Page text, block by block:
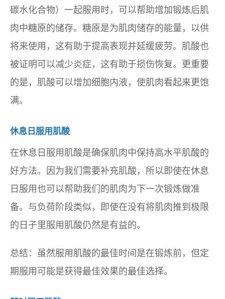
碳水化合物）一起服用时，可以帮助增加锻炼后肌
肉中糖原的储存。糖原是为肌肉储存的能量，以供
将来使用，这有助于提高表现并延缓疲劳。肌酸也
被证明可以减少炎症，这有助于损伤恢复。更重要
的是，肌酸可以增加细胞内液，使肌肉看起来更饱
满。
休息日服用肌酸
在休息日服用肌酸是确保肌肉中保持高水平肌酸的
好方法。因为我们需要补充肌酸，所以即使在休息
日服用也可以帮助我们的肌肉为下一次锻炼做准
备。与负荷阶段类似，即使在没有将肌肉推到极限
的日子里服用肌酸仍然是有益的。
总结：虽然服用肌酸的最佳时间是在锻炼前，但定
期服用可能是获得最佳效果的最佳选择。